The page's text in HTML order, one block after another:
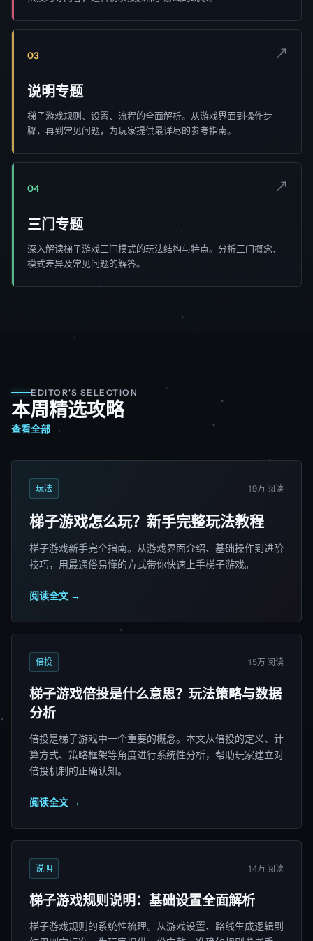
03 ↗
说明专题
梯子游戏规则、设置、流程的全面解析。从游戏界面到操作步
骤，再到常见问题，为玩家提供最详尽的参考指南。
04 ↗
三门专题
深入解读梯子游戏三门模式的玩法结构与特点。分析三门概念、
模式差异及常见问题的解答。
EDITOR'S SELECTION
本周精选攻略
查看全部 →
玩法 1.9万 阅读
梯子游戏怎么玩？新手完整玩法教程
梯子游戏新手完全指南。从游戏界面介绍、基础操作到进阶
技巧，用最通俗易懂的方式带你快速上手梯子游戏。
阅读全文 →
倍投 1.5万 阅读
梯子游戏倍投是什么意思？玩法策略与数据
分析
倍投是梯子游戏中一个重要的概念。本文从倍投的定义、计
算方式、策略框架等角度进行系统性分析，帮助玩家建立对
倍投机制的正确认知。
阅读全文 →
说明 1.4万 阅读
梯子游戏规则说明：基础设置全面解析
梯子游戏规则的系统性梳理。从游戏设置、路线生成逻辑到